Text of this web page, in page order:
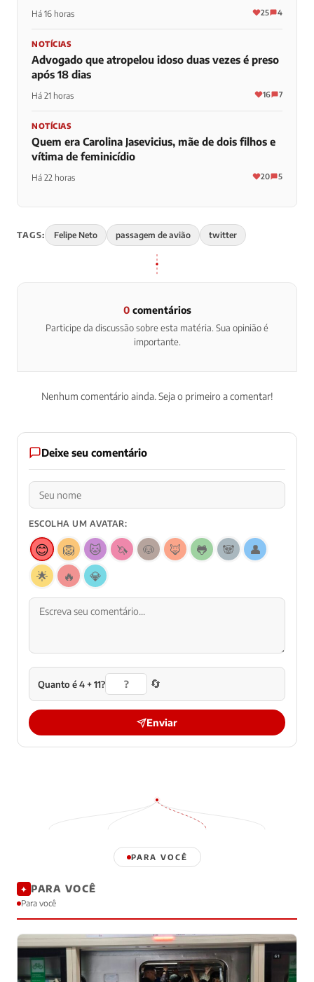
Há 16 horas 25 4
NOTÍCIAS
Advogado que atropelou idoso duas vezes é preso
após 18 dias
Há 21 horas 16 7
NOTÍCIAS
Quem era Carolina Jasevicius, mãe de dois filhos e
vítima de feminicídio
Há 22 horas 20 5
TAGS: Felipe Neto passagem de avião twitter
0comentários
Participe da discussão sobre esta matéria. Sua opinião é
importante.
Nenhum comentário ainda. Seja o primeiro a comentar!
Deixe seu comentário
ESCOLHA UM AVATAR:
😊 🦁 🐱 🦄 🐶 🦊 🐸 🐼
👤
🌟
🔥 💎
Quanto é 4 + 11? 🔄
Enviar
PARA VOCÊ
✦ PARA VOCÊ
Para você